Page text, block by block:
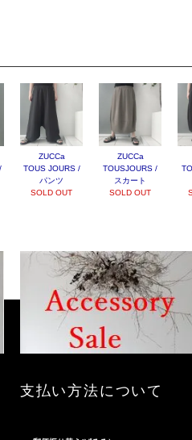
ZUCCa
TOUS JOURS /
パンツ
SOLD OUT
ZUCCa
TOUSJOURS /
スカート
SOLD OUT
支払い方法について